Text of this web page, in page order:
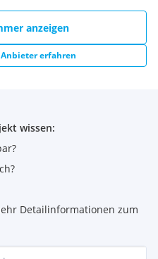
anzeigen
erfahren
wissen:
Detailinformationen zum